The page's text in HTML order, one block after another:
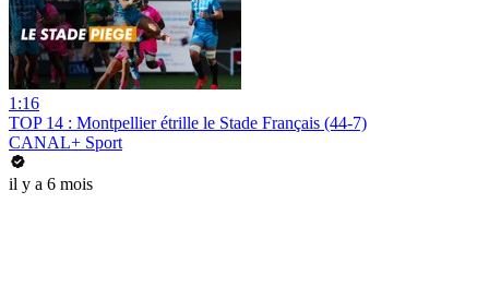
1:16
TOP 14 : Montpellier étrille le Stade Français (44-7)
CANAL+ Sport
il y a 6 mois